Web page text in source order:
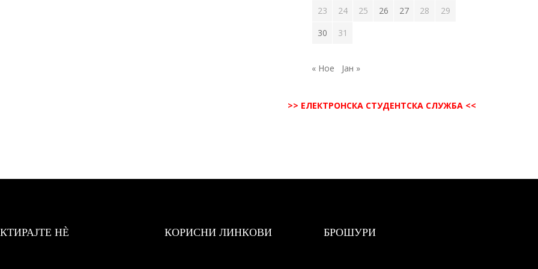
23
24 25 26 27 28
29
30
31
« Ное Јан »
>> ЕЛЕКТРОНСКА СТУДЕНТСКА СЛУЖБА <<
НÈ КОРИСНИ ЛИНКОВИ БРОШУРИ